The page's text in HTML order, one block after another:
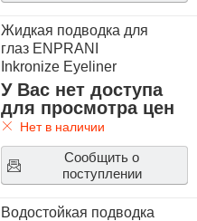
Жидкая подводка для
глаз ENPRANI
Inkronize Eyeliner
У Вас нет доступа
для просмотра цен
Нет в наличии
Сообщить о
поступлении
Водостойкая подводка